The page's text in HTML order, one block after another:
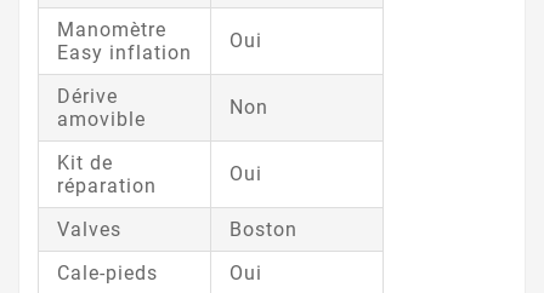
Manomètre
Easy inflation
Oui
Dérive
amovible
Non
Kit de
réparation
Oui
Valves
Boston
Cale-pieds
Oui